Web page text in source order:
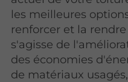
les meilleures
renforcer et la
s'agisse de
des économies
de matériaux